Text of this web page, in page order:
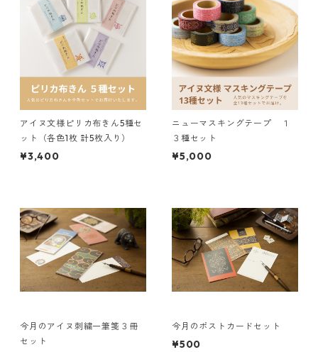
アイヌ文様ピリカ布きん5種セ
ット（各色1枚 計5枚入り）
¥3,400
ニューマスキングテープ １
３種セット
¥5,000
今月のアイヌ刺繍一筆箋３冊
セット
今月のポストカードセット
¥500